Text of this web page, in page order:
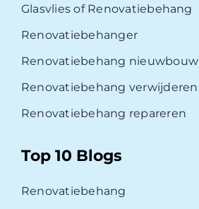
Glasvlies of Renovatiebehang
Renovatiebehanger
Renovatiebehang nieuwbouw
Renovatiebehang verwijderen
Renovatiebehang repareren
Top 10 Blogs
Renovatiebehang